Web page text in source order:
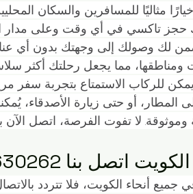
مثاليًا للمسافرين والسكان
على الرقم 96630262، يمكنك حجز تاكسي في أي وقت
لك وصولك إلى وجهتك بدون أي
ومناطقها، مما يجعل رحلتك أكثر
يمكن للركاب الاستمتاع بتجربة سفر
أو حتى زيارة الأصدقاء،
بنا 96630262
أنحاء الكويت، فلا تتردد